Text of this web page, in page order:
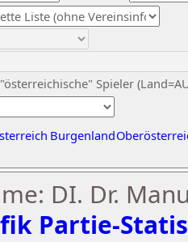
Spieler
Burgenland
DI. Dr.
Partie-